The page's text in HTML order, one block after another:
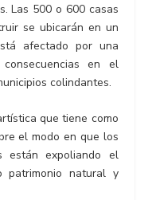
Las 500 o 600 casas
se ubicarán en un
afectado por una
en el
colindantes.
que tiene como
el modo en que los
están expoliando el
patrimonio natural y